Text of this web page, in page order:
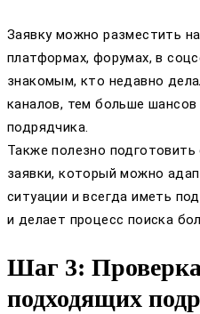
Заявку можно разместить
платформах, форумах, в
знакомым, кто недавно
каналов, тем больше
подрядчика.
Также полезно
заявки, который можно
ситуации и всегда иметь
и делает процесс поиска
Шаг 3:
подходящих